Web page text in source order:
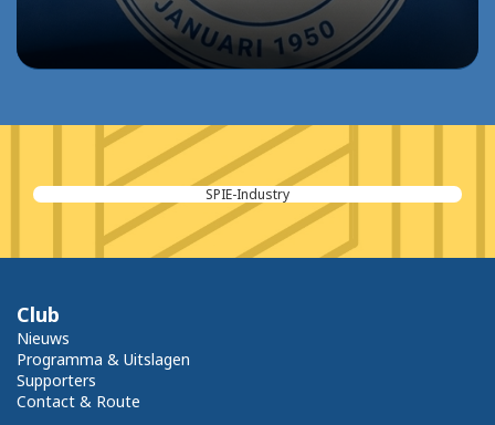
SPIE-Industry
Club
Nieuws
Programma & Uitslagen
Supporters
Contact & Route